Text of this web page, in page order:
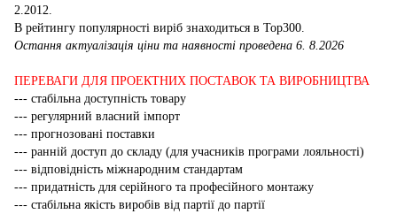
2.2012.
В рейтингу популярності виріб знаходиться в Top300.
Остання актуалізація ціни та наявності проведена 6. 8.2026
ПЕРЕВАГИ ДЛЯ ПРОЕКТНИХ ПОСТАВОК ТА ВИРОБНИЦТВА
--- стабільна доступність товару
--- регулярний власний імпорт
--- прогнозовані поставки
--- ранній доступ до складу (для учасників програми лояльності)
--- відповідність міжнародним стандартам
--- придатність для серійного та професійного монтажу
--- стабільна якість виробів від партії до партії